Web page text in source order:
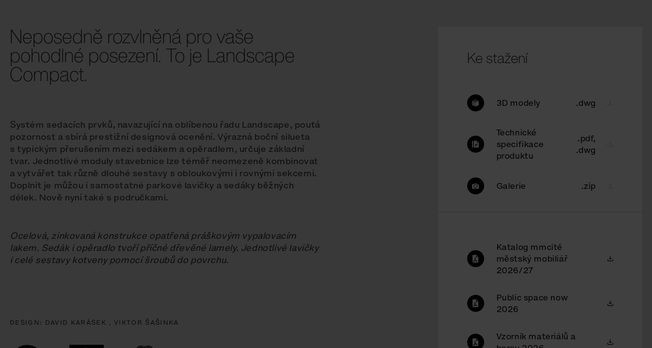
Neposedně rozvlněná pro vaše
pohodlné posezení. To je Landscape
Compact.
Systém sedacích prvků, navazující na oblíbenou řadu Landscape, poutá
pozornost a sbírá prestižní designová ocenění. Výrazná boční silueta
s typickým přerušením mezi sedákem a opěradlem, určuje základní
tvar. Jednotlivé moduly stavebnice lze téměř neomezeně kombinovat
a vytvářet tak různě dlouhé sestavy s obloukovými i rovnými sekcemi.
Doplnit je můžou i samostatné parkové lavičky a sedáky běžných
délek. Nově nyní také s područkami.
Ocelová, zinkovaná konstrukce opatřená práškovým vypalovacím
lakem. Sedák i opěradlo tvoří příčné dřevěné lamely. Jednotlivé lavičky
i celé sestavy kotveny pomocí šroubů do povrchu.
DESIGN: DAVID KARÁSEK , VIKTOR ŠAŠINKA
Ke stažení
3D modely .dwg
Technické
specifikace
produktu
.pdf,
.dwg
Galerie .zip
Katalog mmcité
městský mobiliář
2026/27
Public space now
2026
Vzorník materiálů a